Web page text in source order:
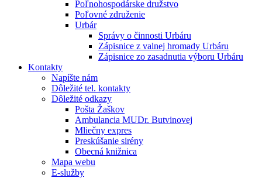
Poľnohospodárske družstvo
Poľovné združenie
Urbár
Správy o činnosti Urbáru
Zápisnice z valnej hromady Urbáru
Zápisnice zo zasadnutia výboru Urbáru
Kontakty
Napíšte nám
Dôležité tel. kontakty
Dôležité odkazy
Pošta Žaškov
Ambulancia MUDr. Butvinovej
Mliečny expres
Preskúšanie sirény
Obecná knižnica
Mapa webu
E-služby